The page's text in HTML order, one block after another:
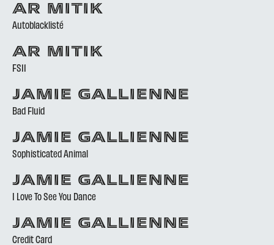
AR MITIK
Autoblacklisté
AR MITIK
FS11
JAMIE GALLIENNE
Bad Fluid
JAMIE GALLIENNE
Sophisticated Animal
JAMIE GALLIENNE
I Love To See You Dance
JAMIE GALLIENNE
Credit Card